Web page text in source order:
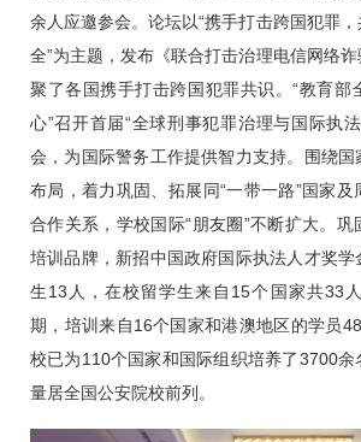
余人应邀参会。论坛以“携手打击跨国犯罪
全”为主题，发布《联合打击治理电信网络
聚了各国携手打击跨国犯罪共识。“教育部
心”召开首届“全球刑事犯罪治理与国际执
会，为国际警务工作提供智力支持。围绕
布局，着力巩固、拓展同“一带一路”国家
合作关系，学校国际“朋友圈”不断扩大。
培训品牌，新招中国政府国际执法人才奖
生13人，在校留学生来自15个国家共33
期，培训来自16个国家和港澳地区的学员
校已为110个国家和国际组织培养了3700余
量居全国公安院校前列。